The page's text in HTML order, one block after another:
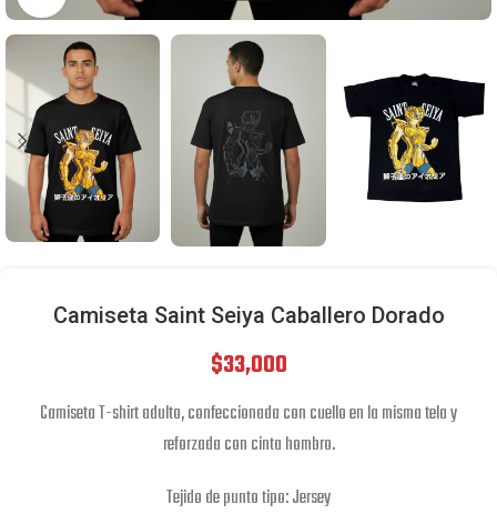
Camiseta Saint Seiya Caballero Dorado
$33,000
Camiseta T-shirt adulto, confeccionada con cuello en la misma tela y
reforzada con cinta hombro.
Tejido de punto tipo: Jersey